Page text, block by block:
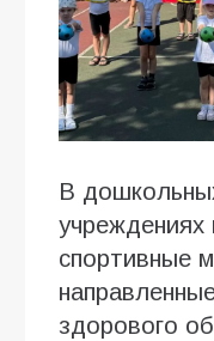
В
спортивные
здорового